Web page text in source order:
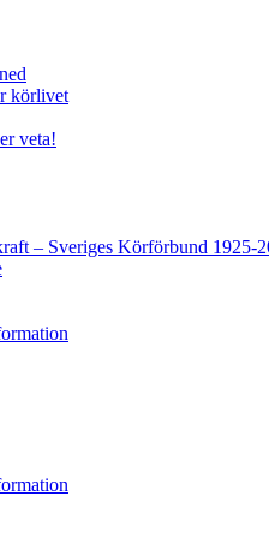
körlivet
veta!
– Sveriges Körförbund 1925-